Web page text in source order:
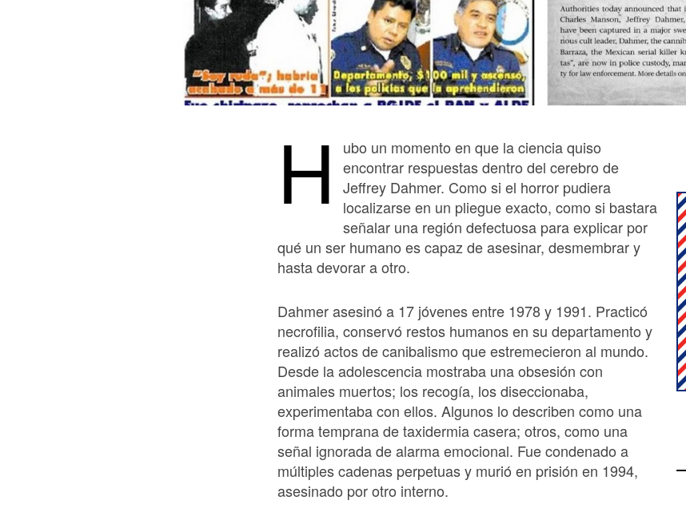
H
ubo un momento en que la ciencia quiso
encontrar respuestas dentro del cerebro de
Jeffrey Dahmer. Como si el horror pudiera
localizarse en un pliegue exacto, como si bastara
señalar una región defectuosa para explicar por
qué un ser humano es capaz de asesinar, desmembrar y
hasta devorar a otro.
Dahmer asesinó a 17 jóvenes entre 1978 y 1991. Practicó
necrofilia, conservó restos humanos en su departamento y
realizó actos de canibalismo que estremecieron al mundo.
Desde la adolescencia mostraba una obsesión con
animales muertos; los recogía, los diseccionaba,
experimentaba con ellos. Algunos lo describen como una
forma temprana de taxidermia casera; otros, como una
señal ignorada de alarma emocional. Fue condenado a
múltiples cadenas perpetuas y murió en prisión en 1994,
asesinado por otro interno.